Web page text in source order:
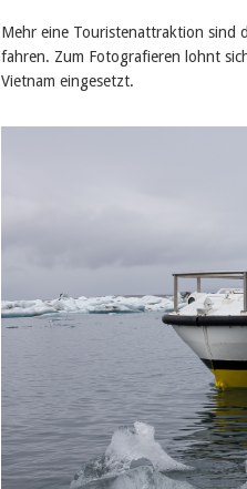
Mehr eine Touristenattraktion sind
fahren. Zum Fotografieren lohnt
Vietnam eingesetzt.